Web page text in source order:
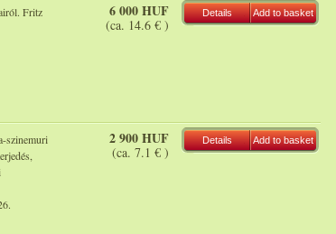
Fritz
6 000 HUF
(ca. 14.6 € )
Details Add to basket
szinemuri
2 900 HUF
(ca. 7.1 € )
Details Add to basket